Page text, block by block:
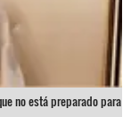
no está preparado para